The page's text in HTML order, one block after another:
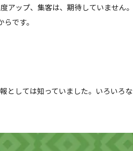
アップ、集客は、期待していません。
です。
としては知っていました。いろいろな